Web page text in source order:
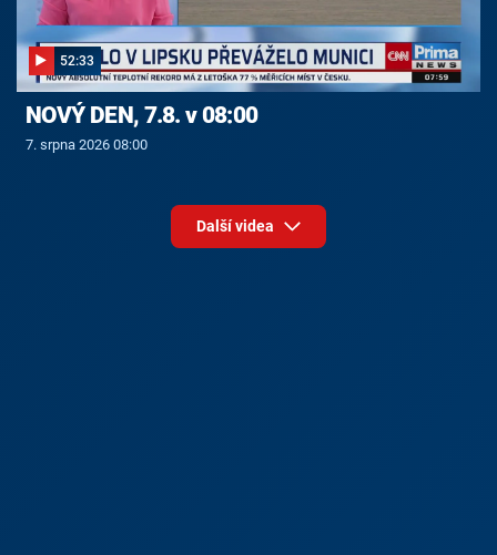
52:33
NOVÝ DEN, 7.8. v 08:00
7. srpna 2026 08:00
Další videa